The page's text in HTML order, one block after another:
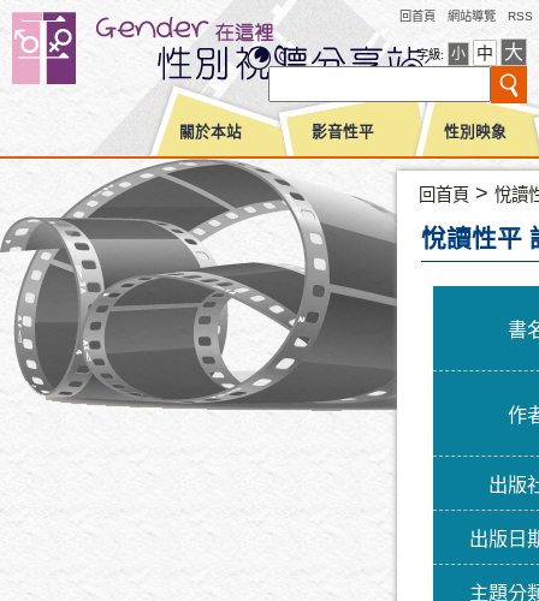
回首頁 網站導覽 RSS
字級: 小 中 大
關於本站 影音性平 性別映象
悅讀性平
回首頁 > 悅讀
書
作
出版
出版日
主題分